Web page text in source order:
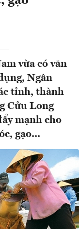
vừa có văn
Ngân
tỉnh, thành
Cửu Long
mạnh cho
gạo...